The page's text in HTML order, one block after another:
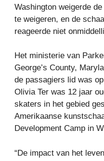
Washington weigerde
te weigeren, en de
reageerde niet
Het ministerie van
George’s County,
de passagiers lid was
Olivia Ter was 12 jaar
skaters in het gebied
Amerikaanse
Development Camp in
“De impact van het